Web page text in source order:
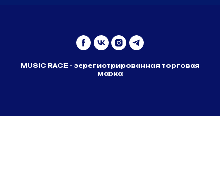
MUSIC RACE - зерегистрированная торговая
марка